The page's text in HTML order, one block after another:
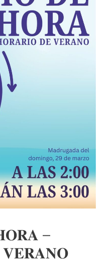
–
𝐕𝐄𝐑𝐀𝐍𝐎